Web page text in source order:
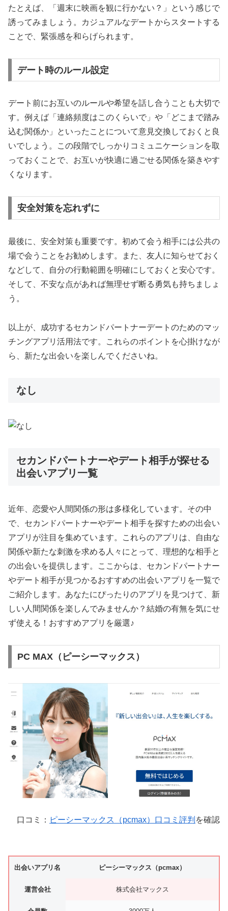
たとえば、「週末に映画を観に行かない？」という感じで
誘ってみましょう。カジュアルなデートからスタートする
ことで、緊張感を和らげられます。
デート時のルール設定
デート前にお互いのルールや希望を話し合うことも大切で
す。例えば「連絡頻度はこのくらいで」や「どこまで踏み
込む関係か」といったことについて意見交換しておくと良
いでしょう。この段階でしっかりコミュニケーションを取
っておくことで、お互いが快適に過ごせる関係を築きやす
くなります。
安全対策を忘れずに
最後に、安全対策も重要です。初めて会う相手には公共の
場で会うことをお勧めします。また、友人に知らせておく
などして、自分の行動範囲を明確にしておくと安心です。
そして、不安な点があれば無理せず断る勇気も持ちましょ
う。
以上が、成功するセカンドパートナーデートのためのマッ
チングアプリ活用法です。これらのポイントを心掛けなが
ら、新たな出会いを楽しんでくださいね。
なし
セカンドパートナーやデート相手が探せる
出会いアプリ一覧
近年、恋愛や人間関係の形は多様化しています。その中
で、セカンドパートナーやデート相手を探すための出会い
アプリが注目を集めています。これらのアプリは、自由な
関係や新たな刺激を求める人々にとって、理想的な相手と
の出会いを提供します。ここからは、セカンドパートナー
やデート相手が見つかるおすすめの出会いアプリを一覧で
ご紹介します。あなたにぴったりのアプリを見つけて、新
しい人間関係を楽しんでみませんか？結婚の有無を気にせ
ず使える！おすすめアプリを厳選♪
PC MAX（ピーシーマックス）
口コミ： ピーシーマックス（pcmax）口コミ評判 を確認
出会いアプリ名 ピーシーマックス（pcmax）
運営会社 株式会社マックス